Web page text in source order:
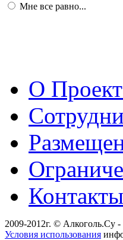
Мне все равно...
О
Контакты
2009-2012г. © Алкоголь.Су
Условия использования